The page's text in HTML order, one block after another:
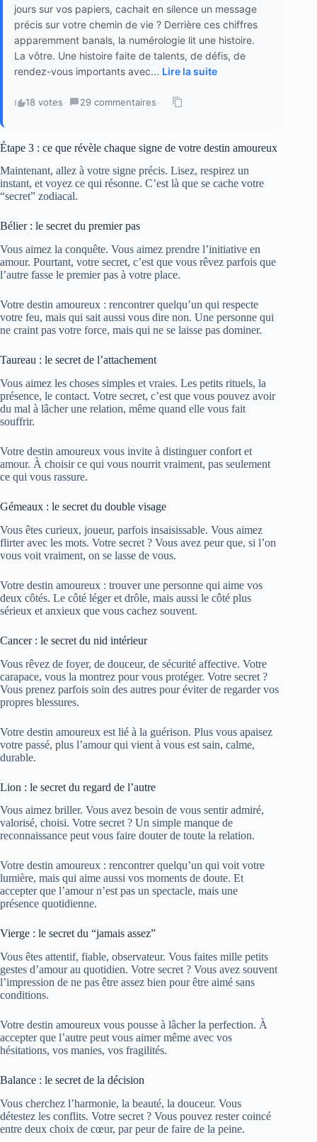
jours sur vos papiers, cachait en silence un message
précis sur votre chemin de vie ? Derrière ces chiffres
apparemment banals, la numérologie lit une histoire.
La vôtre. Une histoire faite de talents, de défis, de
rendez-vous importants avec... Lire la suite
18 votes · 29 commentaires ·
Étape 3 : ce que révèle chaque signe de votre destin amoureux
Maintenant, allez à votre signe précis. Lisez, respirez un
instant, et voyez ce qui résonne. C’est là que se cache votre
“secret” zodiacal.
Bélier : le secret du premier pas
Vous aimez la conquête. Vous aimez prendre l’initiative en
amour. Pourtant, votre secret, c’est que vous rêvez parfois que
l’autre fasse le premier pas à votre place.
Votre destin amoureux : rencontrer quelqu’un qui respecte
votre feu, mais qui sait aussi vous dire non. Une personne qui
ne craint pas votre force, mais qui ne se laisse pas dominer.
Taureau : le secret de l’attachement
Vous aimez les choses simples et vraies. Les petits rituels, la
présence, le contact. Votre secret, c’est que vous pouvez avoir
du mal à lâcher une relation, même quand elle vous fait
souffrir.
Votre destin amoureux vous invite à distinguer confort et
amour. À choisir ce qui vous nourrit vraiment, pas seulement
ce qui vous rassure.
Gémeaux : le secret du double visage
Vous êtes curieux, joueur, parfois insaisissable. Vous aimez
flirter avec les mots. Votre secret ? Vous avez peur que, si l’on
vous voit vraiment, on se lasse de vous.
Votre destin amoureux : trouver une personne qui aime vos
deux côtés. Le côté léger et drôle, mais aussi le côté plus
sérieux et anxieux que vous cachez souvent.
Cancer : le secret du nid intérieur
Vous rêvez de foyer, de douceur, de sécurité affective. Votre
carapace, vous la montrez pour vous protéger. Votre secret ?
Vous prenez parfois soin des autres pour éviter de regarder vos
propres blessures.
Votre destin amoureux est lié à la guérison. Plus vous apaisez
votre passé, plus l’amour qui vient à vous est sain, calme,
durable.
Lion : le secret du regard de l’autre
Vous aimez briller. Vous avez besoin de vous sentir admiré,
valorisé, choisi. Votre secret ? Un simple manque de
reconnaissance peut vous faire douter de toute la relation.
Votre destin amoureux : rencontrer quelqu’un qui voit votre
lumière, mais qui aime aussi vos moments de doute. Et
accepter que l’amour n’est pas un spectacle, mais une
présence quotidienne.
Vierge : le secret du “jamais assez”
Vous êtes attentif, fiable, observateur. Vous faites mille petits
gestes d’amour au quotidien. Votre secret ? Vous avez souvent
l’impression de ne pas être assez bien pour être aimé sans
conditions.
Votre destin amoureux vous pousse à lâcher la perfection. À
accepter que l’autre peut vous aimer même avec vos
hésitations, vos manies, vos fragilités.
Balance : le secret de la décision
Vous cherchez l’harmonie, la beauté, la douceur. Vous
détestez les conflits. Votre secret ? Vous pouvez rester coincé
entre deux choix de cœur, par peur de faire de la peine.